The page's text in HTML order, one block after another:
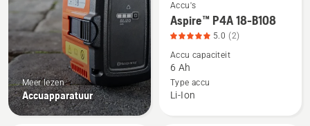
Meer lezen
Accuapparatuur
Bekijk
meer
details
over
Aspire™
P4A
Accu's
Aspire™ P4A 18-B108
5.0 (2)
Accu capaciteit
6 Ah
Type accu
Li-Ion